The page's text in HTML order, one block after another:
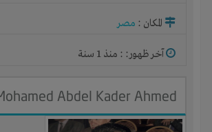
المكان : مصر
آخر ظهور: : منذ 1 سنة
Abdel Kader Ahmed